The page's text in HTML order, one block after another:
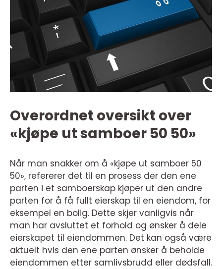
Overordnet oversikt over
«kjøpe ut samboer 50 50»
Når man snakker om å «kjøpe ut samboer 50
50», refererer det til en prosess der den ene
parten i et samboerskap kjøper ut den andre
parten for å få fullt eierskap til en eiendom, for
eksempel en bolig. Dette skjer vanligvis når
man har avsluttet et forhold og ønsker å dele
eierskapet til eiendommen. Det kan også være
aktuelt hvis den ene parten ønsker å beholde
eiendommen etter samlivsbrudd eller dødsfall.